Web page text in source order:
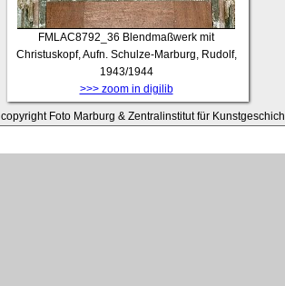
FMLAC8792_36 Blendmaßwerk mit
Christuskopf, Aufn. Schulze-Marburg, Rudolf,
1943/1944
>>> zoom in digilib
copyright Foto Marburg & Zentralinstitut für